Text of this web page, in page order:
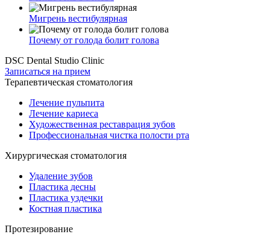
Мигрень вестибулярная
Почему от голода болит голова
DSC Dental Studio Clinic
Записаться на прием
Терапевтическая стоматология
Лечение пульпита
Лечение кариеса
Художественная реставрация зубов
Профессиональная чистка полости рта
Хирургическая стоматология
Удаление зубов
Пластика десны
Пластика уздечки
Костная пластика
Протезирование